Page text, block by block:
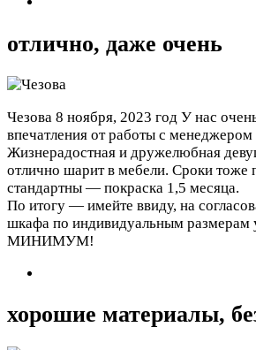
отлично, даже очень
Чезова 8 ноября, 2023 год У нас
впечатления от работы с менеджером
Жизнерадостная и дружелюбная
отлично шарит в мебели. Сроки тоже
стандартны — покраска 1,5 месяца.
По итогу — имейте ввиду, на
шкафа по индивидуальным размерам
МИНИМУМ!
хорошие материалы,